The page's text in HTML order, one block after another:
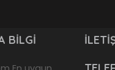
BILGI